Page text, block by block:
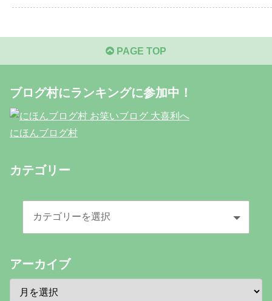
PAGE TOP
ブログ村にランキングに参加中！
にほんブログ村
カテゴリー
アーカイブ